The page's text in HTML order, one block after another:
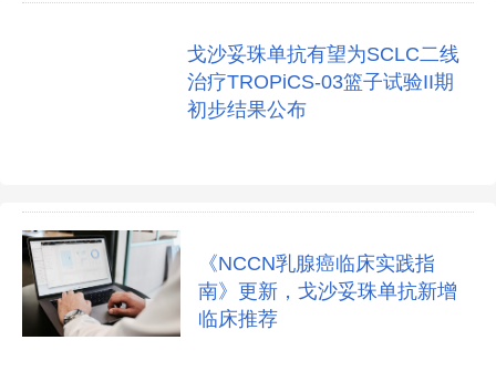
戈沙妥珠单抗有望为SCLC二线
治疗TROPiCS-03篮子试验II期
初步结果公布
《NCCN乳腺癌临床实践指
南》更新，戈沙妥珠单抗新增
临床推荐